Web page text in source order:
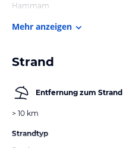
Hammam
Mehr anzeigen
Strand
Entfernung zum Strand
> 10 km
Strandtyp